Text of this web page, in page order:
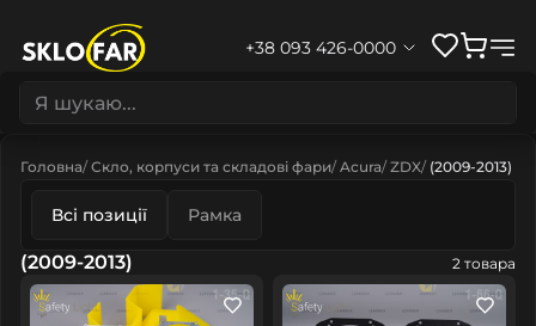
+38 093 426-0000
Головна Скло, корпуси та складові фари Acura ZDX (2009-2013)
Всі позиції Рамка
(2009-2013) 2 товара